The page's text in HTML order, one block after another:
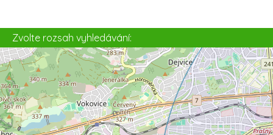
Zvolte rozsah vyhledávání: